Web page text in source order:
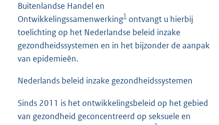
Buitenlandse Handel en
Ontwikkelingssamenwerking1 ontvangt u hierbij
toelichting op het Nederlandse beleid inzake
gezondheidssystemen en in het bijzonder de aanpak
van epidemieën.
Nederlands beleid inzake gezondheidssystemen
Sinds 2011 is het ontwikkelingsbeleid op het gebied
van gezondheid geconcentreerd op seksuele en